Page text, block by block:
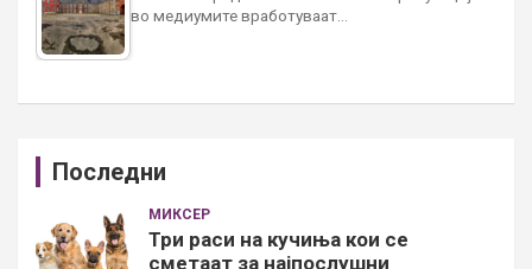
во медиумите вработуваат…
Последни
МИКСЕР
Три раси на кучиња кои се
сметаат за најпослушни